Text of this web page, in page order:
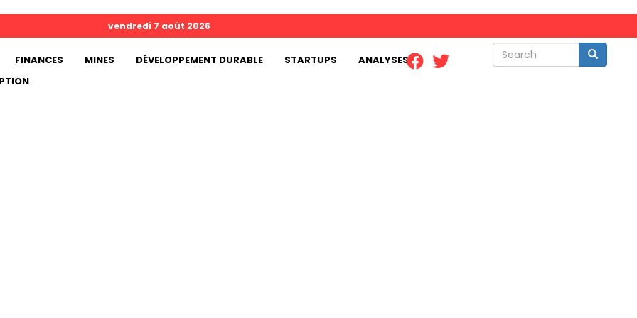
Search Search
vendredi 7 août 2026
FINANCES MINES DÉVELOPPEMENT DURABLE STARTUPS
ANALYSES